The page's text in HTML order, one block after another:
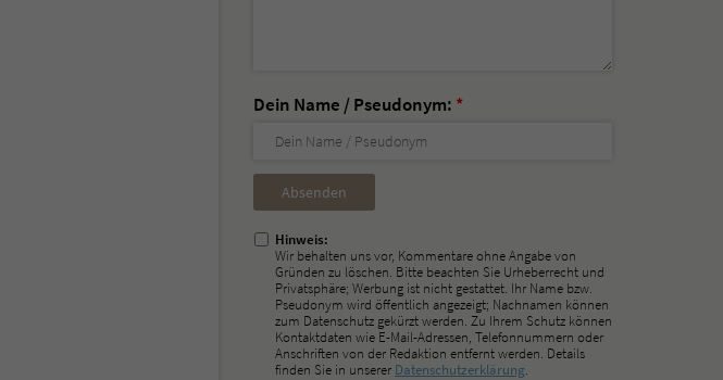
Dein Name / Pseudonym: *
Nicht
ausfüllen!
Hinweis:
Wir behalten uns vor, Kommentare ohne Angabe von
Gründen zu löschen. Bitte beachten Sie Urheberrecht und
Privatsphäre; Werbung ist nicht gestattet. Ihr Name bzw.
Pseudonym wird öffentlich angezeigt; Nachnamen können
zum Datenschutz gekürzt werden. Zu Ihrem Schutz können
Kontaktdaten wie E-Mail-Adressen, Telefonnummern oder
Anschriften von der Redaktion entfernt werden. Details
finden Sie in unserer Datenschutzerklärung.